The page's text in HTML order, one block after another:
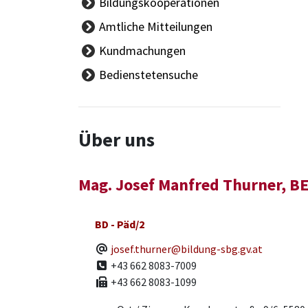
Gleichbehandlungs-/
Frauenbeauftragte
Landesschüler/innenvertretung
Personalvertretung
Amtliche Mitteilungen
Kundmachungen
Bedienstetensuche
Über uns
Mag. Josef Manfred Thurner,
BD - Päd/2
E-Mail
josef.thurner@bildung-sbg.gv.at
Telefon
+43 662 8083-7009
Fax
+43 662 8083-1099